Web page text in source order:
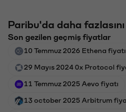
Paribu'da daha
Son gezilen geçmiş fiyatlar
10 Temmuz 2026 Ethena fiyatı
29 Mayıs 2024 0x Protocol
11 Temmuz 2025 Aevo fiyatı
13 october 2025 Arbitrum